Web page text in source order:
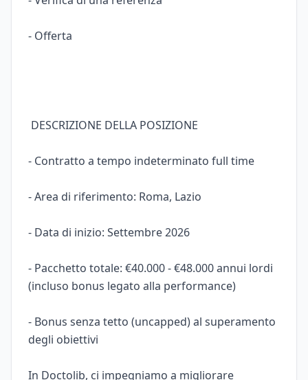
- Offerta
DESCRIZIONE DELLA POSIZIONE
- Contratto a tempo indeterminato full time
- Area di riferimento: Roma, Lazio
- Data di inizio: Settembre 2026
- Pacchetto totale: €40.000 - €48.000 annui lordi
(incluso bonus legato alla performance)
- Bonus senza tetto (uncapped) al superamento
degli obiettivi
In Doctolib, ci impegniamo a migliorare